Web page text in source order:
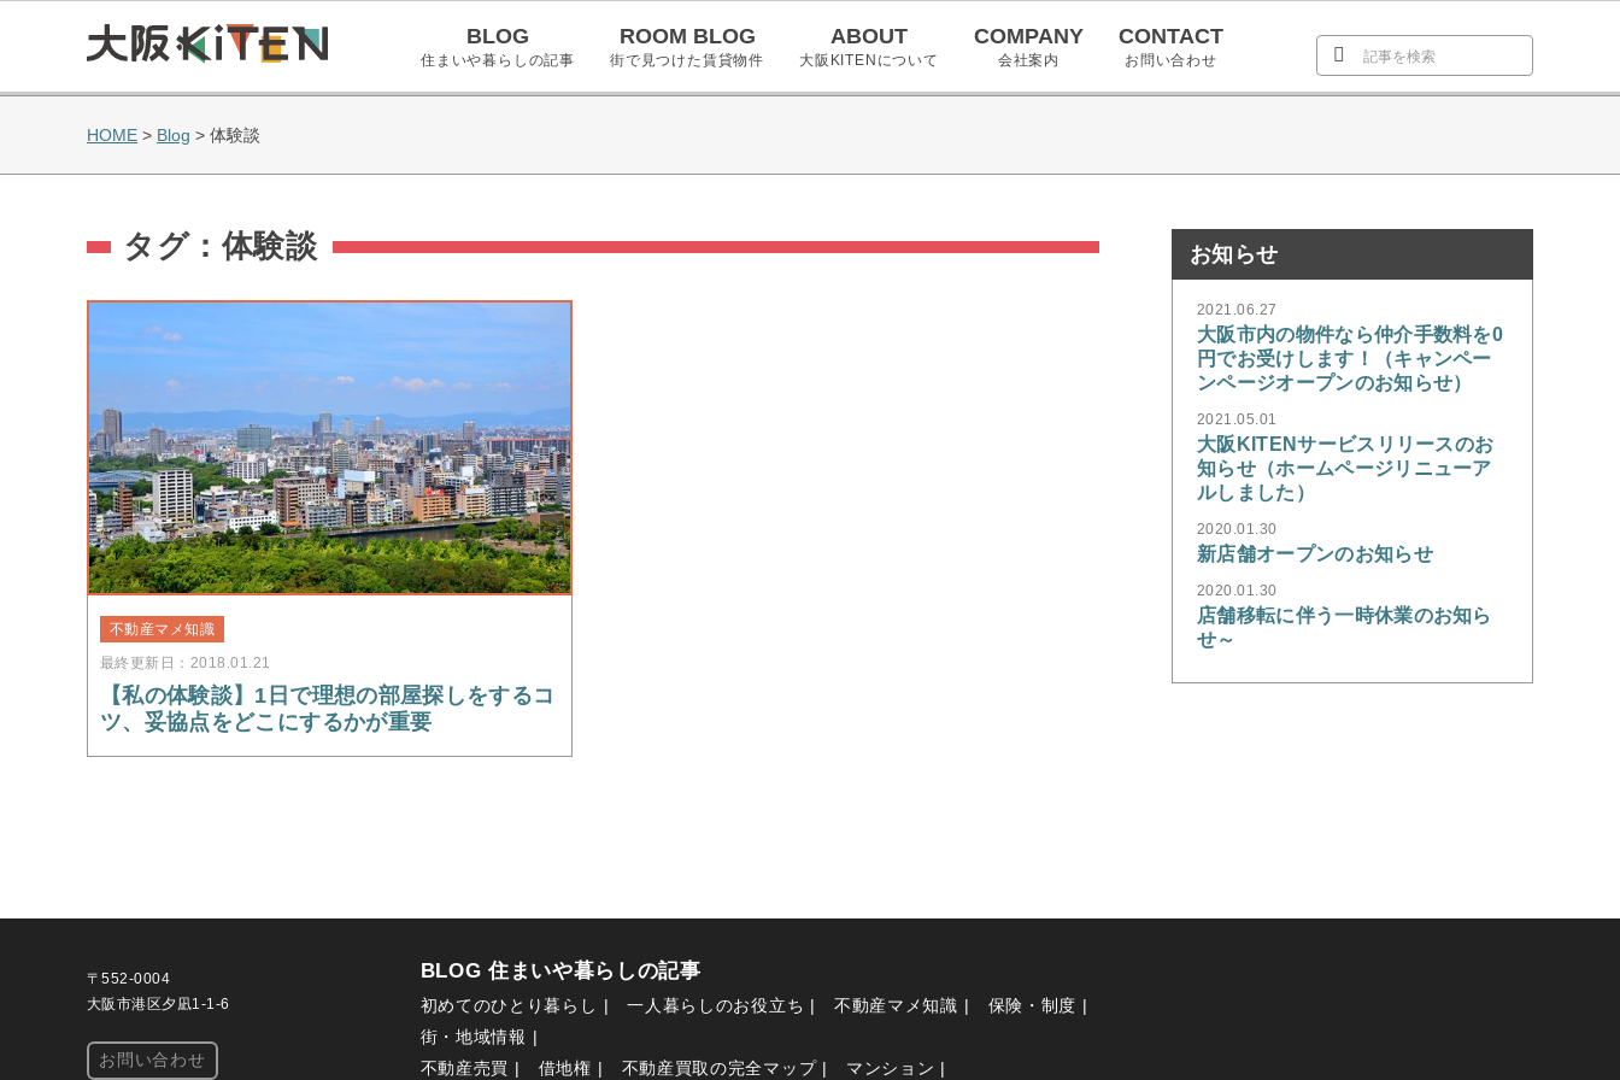
BLOG
住まいや暮らしの記事
ROOM BLOG
街で見つけた賃貸物件
ABOUT
大阪KITENについて
COMPANY
会社案内
CONTACT
お問い合わせ
HOME > Blog > 体験談
タグ：体験談
不動産マメ知識
最終更新日：2018.01.21
【私の体験談】1日で理想の部屋探しをするコ
ツ、妥協点をどこにするかが重要
お知らせ
2021.06.27
大阪市内の物件なら仲介手数料を0
円でお受けします！（キャンペー
ンページオープンのお知らせ）
2021.05.01
大阪KITENサービスリリースのお
知らせ（ホームページリニューア
ルしました）
2020.01.30
新店舗オープンのお知らせ
2020.01.30
店舗移転に伴う一時休業のお知ら
せ～
〒552-0004
大阪市港区夕凪1-1-6
お問い合わせ
BLOG 住まいや暮らしの記事
初めてのひとり暮らし 一人暮らしのお役立ち 不動産マメ知識
保険・制度
街・地域情報
不動産売買
借地権 不動産買取の完全マップ マンション